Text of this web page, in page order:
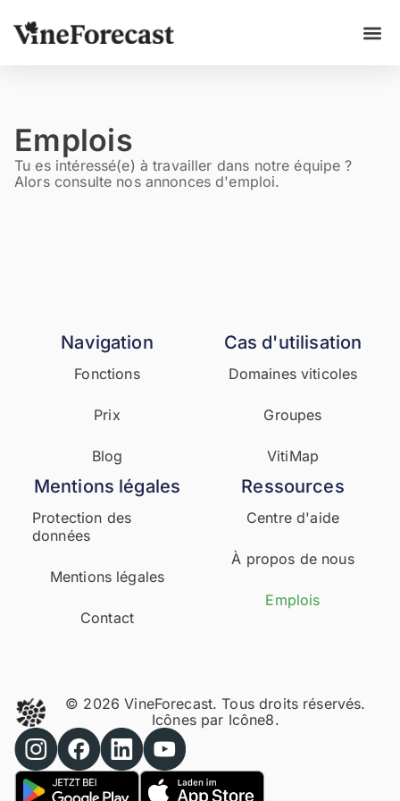
Emplois
Tu es intéressé(e) à travailler dans notre équipe ?
Alors consulte nos annonces d'emploi.
Navigation
Fonctions
Prix
Blog
Cas d'utilisation
Domaines viticoles
Groupes
VitiMap
Mentions légales
Protection des
données
Mentions légales
Contact
Ressources
Centre d'aide
À propos de nous
Emplois
© 2026 VineForecast. Tous droits réservés.
Icônes par Icône8.